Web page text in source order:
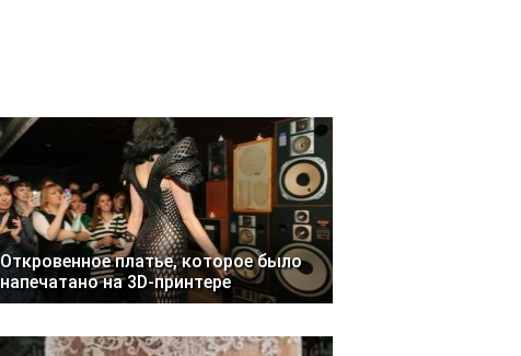
Откровенное платье, которое было
напечатано на 3D-принтере